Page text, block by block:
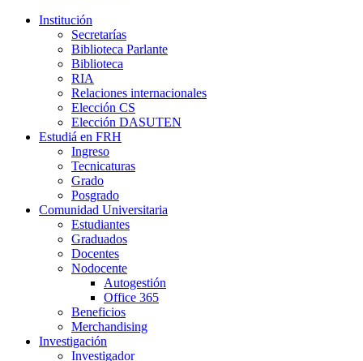
Institución
Secretarías
Biblioteca Parlante
Biblioteca
RIA
Relaciones internacionales
Elección CS
Elección DASUTEN
Estudiá en FRH
Ingreso
Tecnicaturas
Grado
Posgrado
Comunidad Universitaria
Estudiantes
Graduados
Docentes
Nodocente
Autogestión
Office 365
Beneficios
Merchandising
Investigación
Investigador